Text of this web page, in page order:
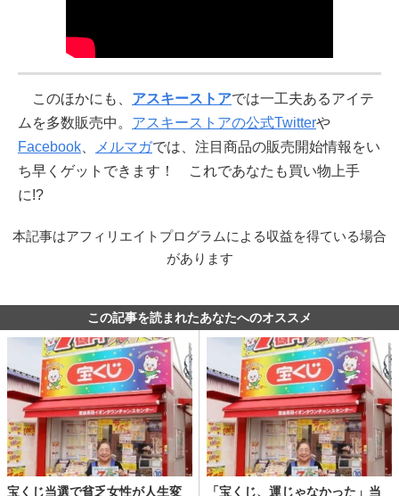
このほかにも、 アスキーストアでは一工夫あるアイテ
ムを多数販売中。 アスキーストアの公式Twitterや
Facebook
メルマガでは、注目商品の販売開始情報をい
ち早くゲットできます！ これであなたも買い物上手
に!?
本記事はアフィリエイトプログラムによる収益を得ている場合
があります
この記事を読まれたあなたへのオススメ
宝くじ当選で貧乏女性が人生変 「宝くじ、運じゃなかった」当